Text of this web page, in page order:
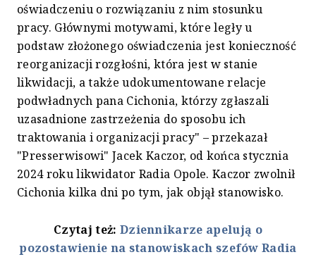
oświadczeniu o rozwiązaniu z nim stosunku
pracy. Głównymi motywami, które legły u
podstaw złożonego oświadczenia jest konieczność
reorganizacji rozgłośni, która jest w stanie
likwidacji, a także udokumentowane relacje
podwładnych pana Cichonia, którzy zgłaszali
uzasadnione zastrzeżenia do sposobu ich
traktowania i organizacji pracy" – przekazał
"Presserwisowi" Jacek Kaczor, od końca stycznia
2024 roku likwidator Radia Opole. Kaczor zwolnił
Cichonia kilka dni po tym, jak objął stanowisko.
Czytaj też: Dziennikarze apelują o
pozostawienie na stanowiskach szefów Radia